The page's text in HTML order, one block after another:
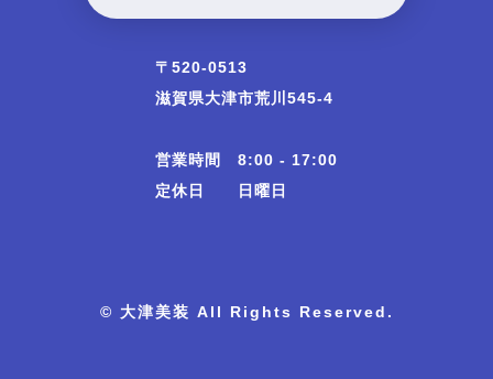
〒520-0513
滋賀県大津市荒川545-4
営業時間 8:00 - 17:00
定休日 日曜日
© 大津美装 All Rights Reserved.